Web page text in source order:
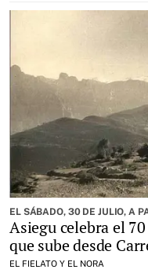
EL SÁBADO, 30 DE JULIO, A
Asiegu celebra el
que sube desde
EL FIELATO Y EL NORA